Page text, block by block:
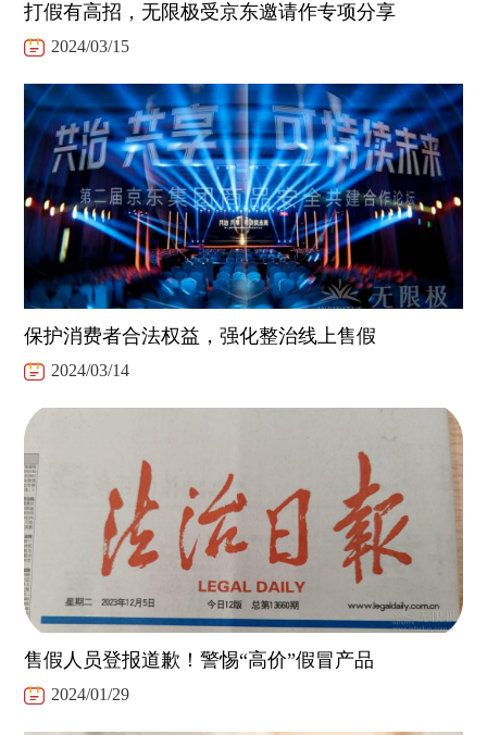
打假有高招，无限极受京东邀请作专项分享
2024/03/15
保护消费者合法权益，强化整治线上售假
2024/03/14
售假人员登报道歉！警惕“高价”假冒产品
2024/01/29